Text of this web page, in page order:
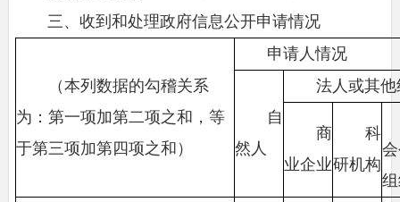
三、收到和处理政府信息公开申请情况
（本列数据的勾稽关系
为：第一项加第二项之和，等
于第三项加第四项之和）
申请人情况
自
然人
法人或其他
商
业企业
科
研机构